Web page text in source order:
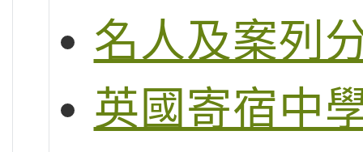
名人及案列
英國寄宿中